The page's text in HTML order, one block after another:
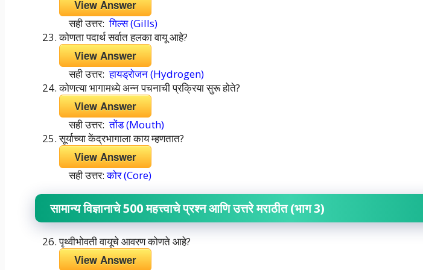
View Answer
सही उत्तर:गिल्स (Gills)
कोणता पदार्थ सर्वात हलका वायू आहे?
View Answer
सही उत्तर:हायड्रोजन (Hydrogen)
कोणत्या भागामध्ये अन्न पचनाची प्रक्रिया सुरू होते?
View Answer
सही उत्तर:तोंड (Mouth)
सूर्याच्या केंद्रभागाला काय म्हणतात?
View Answer
सही उत्तर:कोर (Core)
सामान्य विज्ञानाचे 500 महत्त्वाचे प्रश्न आणि उत्तरे मराठीत (भाग 3)
पृथ्वीभोवती वायूचे आवरण कोणते आहे?
View Answer